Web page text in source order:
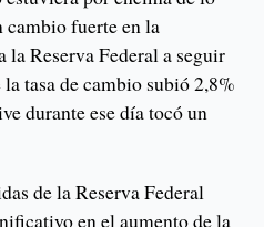
cambio fuerte en la
Reserva Federal a seguir
tasa de cambio subió 2,8%
durante ese día tocó un
de la Reserva Federal
en el aumento de la